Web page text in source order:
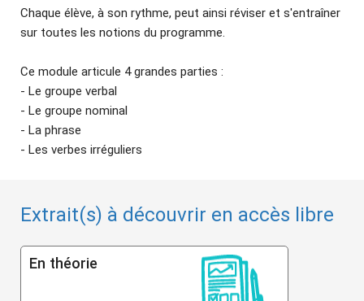
Chaque élève, à son rythme, peut ainsi réviser et s'entraîner
sur toutes les notions du programme.
Ce module articule 4 grandes parties :
- Le groupe verbal
- Le groupe nominal
- La phrase
- Les verbes irréguliers
Extrait(s) à découvrir en accès libre
En théorie